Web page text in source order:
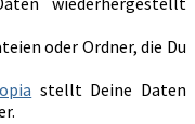
oder Ordner, die Du
stellt Deine Daten